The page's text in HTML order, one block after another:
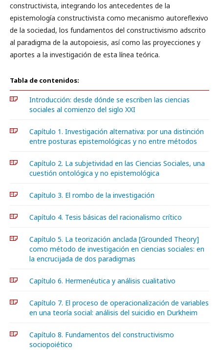
constructivista, integrando los antecedentes de la
epistemología constructivista como mecanismo autoreflexivo
de la sociedad, los fundamentos del constructivismo adscrito
al paradigma de la autopoiesis, así como las proyecciones y
aportes a la investigación de esta línea teórica.
Tabla de contenidos:
Introducción: desde dónde se escriben las ciencias
sociales al comienzo del siglo XXI
Capítulo 1. Investigación alternativa: por una distinción
entre posturas epistemológicas y no entre métodos
Capítulo 2. La subjetividad en las Ciencias Sociales, una
cuestión ontológica y no epistemológica
Capítulo 3. El rombo de la investigación
Capítulo 4. Tesis básicas del racionalismo crítico
Capítulo 5. La teorización anclada [Grounded Theory]
como método de investigación en ciencias sociales: en
la encrucijada de dos paradigmas
Capítulo 6. Hermenéutica y análisis cualitativo
Capítulo 7. El proceso de operacionalización de variables
en una teoría social: análisis del suicidio en Durkheim
Capítulo 8. Fundamentos del constructivismo
sociopoiético